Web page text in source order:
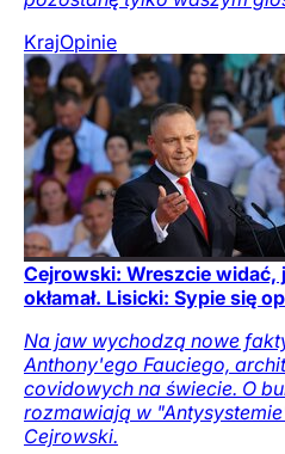
KrajOpinie
Cejrowski: Wreszcie widać,
okłamał. Lisicki: Sypie się
Na jaw wychodzą nowe
Anthony'ego Fauciego,
covidowych na świecie. O
rozmawiają w
Cejrowski.